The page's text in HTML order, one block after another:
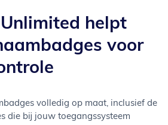
helpt
voor
volledig op maat, inclusief de
die bij jouw toegangssysteem